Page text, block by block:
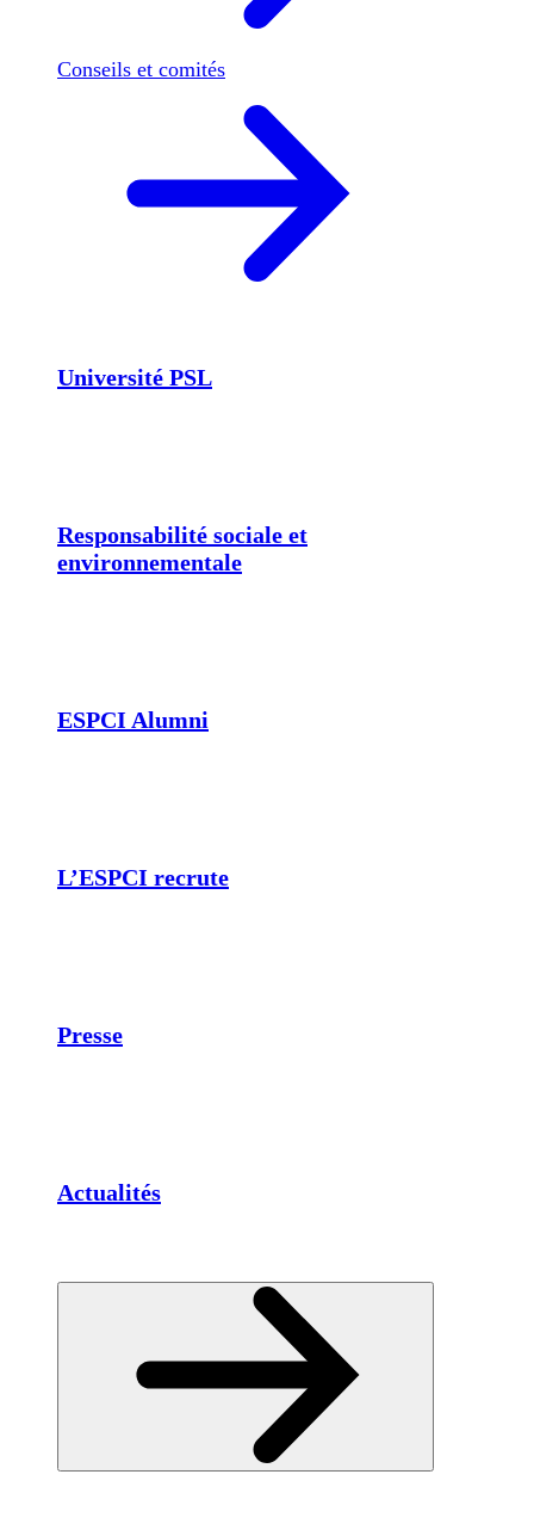
Conseils et comités
Université PSL
Responsabilité sociale et
environnementale
ESPCI Alumni
L’ESPCI recrute
Presse
Actualités